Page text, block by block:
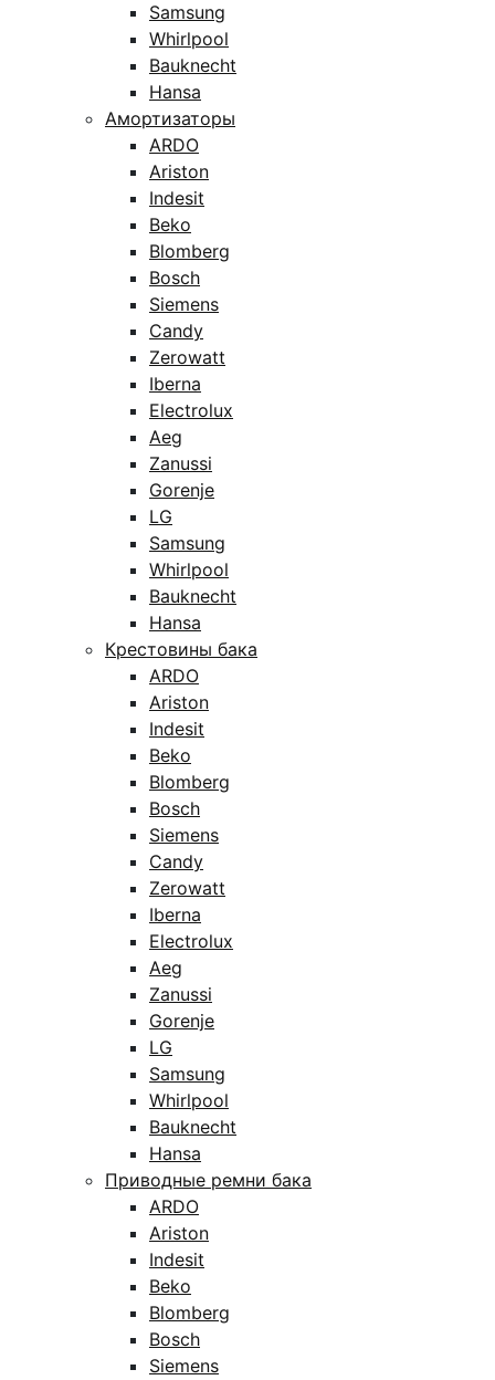
Samsung
Whirlpool
Bauknecht
Hansa
Амортизаторы
ARDO
Ariston
Indesit
Beko
Blomberg
Bosch
Siemens
Candy
Zerowatt
Iberna
Electrolux
Aeg
Zanussi
Gorenje
LG
Samsung
Whirlpool
Bauknecht
Hansa
Крестовины бака
ARDO
Ariston
Indesit
Beko
Blomberg
Bosch
Siemens
Candy
Zerowatt
Iberna
Electrolux
Aeg
Zanussi
Gorenje
LG
Samsung
Whirlpool
Bauknecht
Hansa
Приводные ремни бака
ARDO
Ariston
Indesit
Beko
Blomberg
Bosch
Siemens